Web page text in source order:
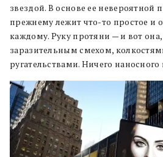
звездой. В основе ее невероятной
прежнему лежит что-то простое и
каждому. Руку протяни — и вот она,
заразительным смехом,
ругательствами. Ничего наносного